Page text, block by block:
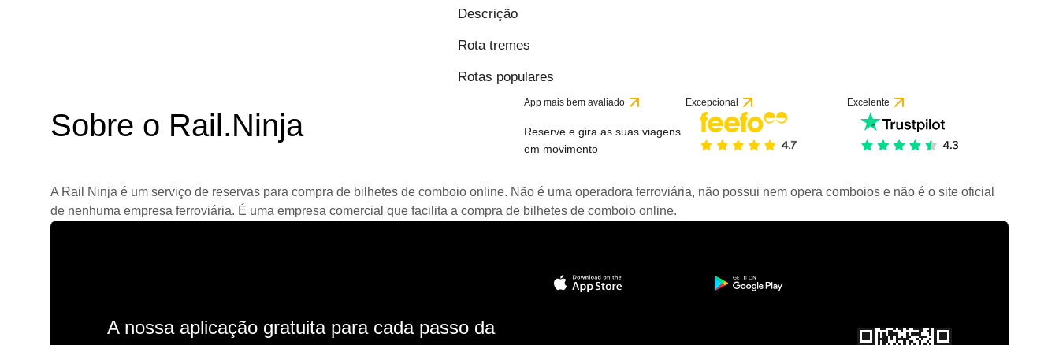
Descrição
Rota tremes
Rotas populares
Sobre o Rail.Ninja
App mais bem avaliado
Reserve e gira as suas viagens
em movimento
Excepcional Excelente
A Rail Ninja é um serviço de reservas para compra de bilhetes de comboio online. Não é uma operadora ferroviária, não possui nem opera comboios e não é o site oficial
de nenhuma empresa ferroviária. É uma empresa comercial que facilita a compra de bilhetes de comboio online.
A nossa aplicação gratuita para cada passo da